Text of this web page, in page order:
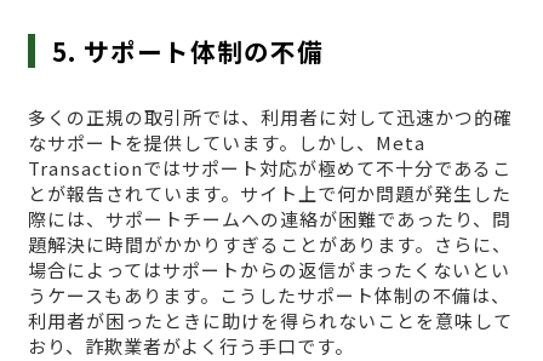
5. サポート体制の不備
多くの正規の取引所では、利用者に対して迅速かつ的確
なサポートを提供しています。しかし、Meta
Transactionではサポート対応が極めて不十分であるこ
とが報告されています。サイト上で何か問題が発生した
際には、サポートチームへの連絡が困難であったり、問
題解決に時間がかかりすぎることがあります。さらに、
場合によってはサポートからの返信がまったくないとい
うケースもあります。こうしたサポート体制の不備は、
利用者が困ったときに助けを得られないことを意味して
おり、詐欺業者がよく行う手口です。